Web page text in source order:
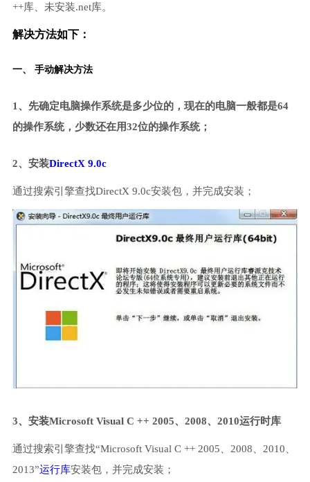
++库、未安装.net库。
解决方法如下：
一、 手动解决方法
1、先确定电脑操作系统是多少位的，现在的电脑一般都是64
的操作系统，少数还在用32位的操作系统；
2、安装DirectX 9.0c
通过搜索引擎查找DirectX 9.0c安装包，并完成安装；
3、安装Microsoft Visual C ++ 2005、2008、2010运行时库
通过搜索引擎查找“Microsoft Visual C ++ 2005、2008、2010、
2013”运行库安装包，并完成安装；